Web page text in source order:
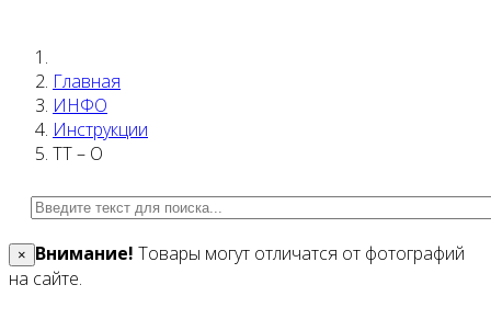
Главная
ИНФО
Инструкции
ТТ – О
× Внимание! Товары могут отличатся от фотографий
на сайте.